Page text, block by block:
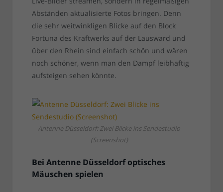
Abständen aktualisierte Fotos bringen. Denn
die sehr weitwinkligen Blicke auf den Block
Fortuna des Kraftwerks auf der Lausward und
über den Rhein sind einfach schön und wären
noch schöner, wenn man den Dampf leibhaftig
aufsteigen sehen könnte.
Antenne Düsseldorf: Zwei Blicke ins Sendestudio
(Screenshot)
Bei Antenne Düsseldorf optisches
Mäuschen spielen